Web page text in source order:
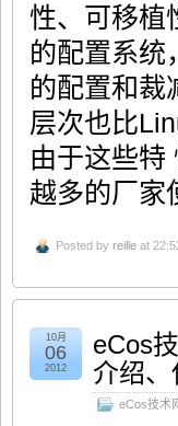
性、可移植
的配置系统
的配置和裁
层次也比
由于这些特
越多的厂家
Posted by reille at
eCos
介绍、
eCos技术
10月
06
2012